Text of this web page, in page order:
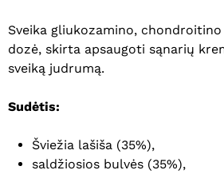
Sveika gliukozamino,
dozė, skirta apsaugoti sąnarių
sveiką judrumą.
Sudėtis:
Šviežia lašiša (35%),
saldžiosios bulvės (35%),